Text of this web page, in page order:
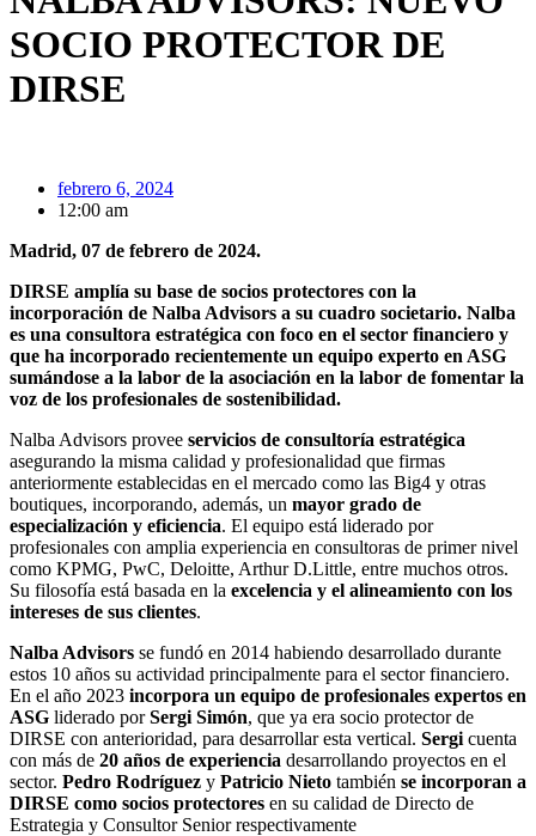
SOCIO PROTECTOR DE
DIRSE
febrero 6, 2024
12:00 am
Madrid, 07 de febrero de 2024.
DIRSE amplía su base de socios protectores con la
incorporación de Nalba Advisors a su cuadro societario. Nalba
es una consultora estratégica con foco en el sector financiero y
que ha incorporado recientemente un equipo experto en ASG
sumándose a la labor de la asociación en la labor de fomentar la
voz de los profesionales de sostenibilidad.
Nalba Advisors provee servicios de consultoría estratégica
asegurando la misma calidad y profesionalidad que firmas
anteriormente establecidas en el mercado como las Big4 y otras
boutiques, incorporando, además, un mayor grado de
especialización y eficiencia. El equipo está liderado por
profesionales con amplia experiencia en consultoras de primer nivel
como KPMG, PwC, Deloitte, Arthur D.Little, entre muchos otros.
Su filosofía está basada en la excelencia y el alineamiento con los
intereses de sus clientes.
Nalba Advisors se fundó en 2014 habiendo desarrollado durante
estos 10 años su actividad principalmente para el sector financiero.
En el año 2023 incorpora un equipo de profesionales expertos en
ASG liderado porSergi Simón, que ya era socio protector de
DIRSE con anterioridad, para desarrollar esta vertical. Sergi cuenta
con más de 20 años de experiencia desarrollando proyectos en el
sector. Pedro Rodríguez y Patricio Nieto también se incorporan a
DIRSE como socios protectores en su calidad de Directo de
Estrategia y Consultor Senior respectivamente